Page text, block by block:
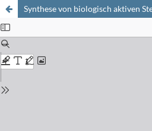
Synthese von biologisch aktiven